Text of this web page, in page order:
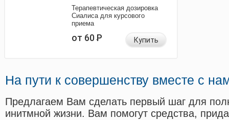
Терапевтическая дозировка
Сиалиса для курсового
приема
от 60Р Купить
На пути к совершенству вместе с
Предлагаем Вам сделать первый шаг для
инитмной жизни. Вам помогут средства,